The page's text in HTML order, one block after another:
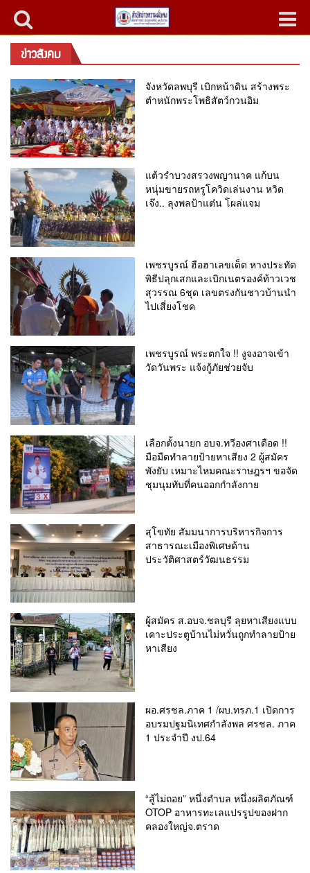
ข่าวสังคม
จังหวัดลพบุรี เบิกหน้าดิน สร้างพระ
ตำหนักพระโพธิสัตว์กวนอิม
แต้วรำบวงสรวงพญานาค แก้บน
หนุ่มขายรถหรูโควิดเล่นงาน หวิด
เจ๊ง.. ลุงพลป้าแต๋น โผล่แจม
เพชรบูรณ์ ฮือฮาเลขเด็ด หางประทัด
พิธีปลุกเสกและเบิกเนตรองค์ท้าวเวช
สุวรรณ 6ชุด เลขตรงกันชาวบ้านนำ
ไปเสี่ยงโชค
เพชรบูรณ์ พระตกใจ !! งูจงอาจเข้า
วัดวันพระ แจ้งกู้ภัยช่วยจับ
เลือกตั้งนายก อบจ.ทวีองศาเดือด !!
มือมืดทำลายป้ายหาเสียง 2 ผู้สมัคร
พังยับ เหมาะไหมคณะราษฎรฯ ขอจัด
ชุมนุมทับที่คนออกกำลังกาย
สุโขทัย สัมมนาการบริหารกิจการ
สาธารณะเมืองพิเศษด้าน
ประวัติศาสตร์วัฒนธรรม
ผู้สมัคร ส.อบจ.ชลบุรี ลุยหาเสียงแบบ
เคาะประตูบ้านไม่หวั่นถูกทำลายป้าย
หาเสียง
ผอ.ศรชล.ภาค 1 /ผบ.ทรภ.1 เปิดการ
อบรมปฐมนิเทศกำลังพล ศรชล. ภาค
1 ประจำปี งป.64
“สู้ไม่ถอย” หนึ่งตําบล หนึ่งผลิตภัณฑ์
OTOP อาหารทะเลแปรรูปของฝาก
คลองใหญ่จ.ตราด